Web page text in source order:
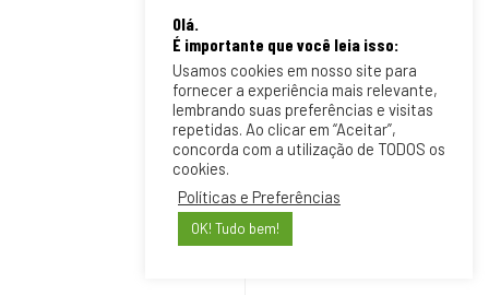
Olá.
É importante que você leia isso:
Usamos cookies em nosso site para
fornecer a experiência mais relevante,
lembrando suas preferências e visitas
repetidas. Ao clicar em “Aceitar”,
concorda com a utilização de TODOS os
cookies.
Políticas e Preferências
OK! Tudo bem!